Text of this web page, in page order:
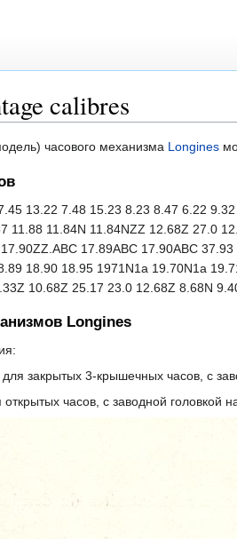
calibres
часового механизма Longines
13.22 7.48 15.23 8.23 8.47 6.22
11.88 11.84N 11.84NZZ 12.68Z 27.0
17.89ABC 17.90ABC
18.90 18.95 1971N1a 19.70N1a
10.68Z 25.17 23.0 12.68Z 8.68N
Longines
закрытых 3-крышечных часов, с
часов, с заводной головкой